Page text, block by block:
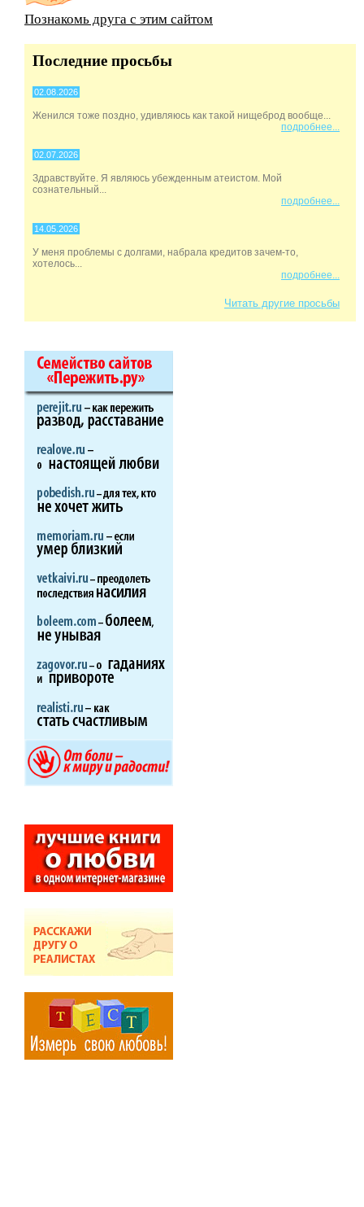
Познакомь друга с этим сайтом
Последние просьбы
02.08.2026
Женился тоже поздно, удивляюсь как такой нищеброд вообще...
подробнее...
02.07.2026
Здравствуйте. Я являюсь убежденным атеистом. Мой
сознательный...
подробнее...
14.05.2026
У меня проблемы с долгами, набрала кредитов зачем-то,
хотелось...
подробнее...
Читать другие просьбы